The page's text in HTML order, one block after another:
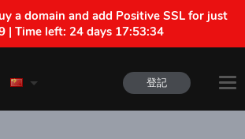
a domain and add Positive SSL for just
| Time left: 24 days 17:53:33
登記